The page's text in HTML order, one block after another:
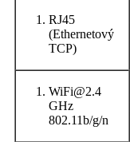
RJ45
(Ethernetový
TCP)
WiFi@2.4
GHz
802.11b/g/n